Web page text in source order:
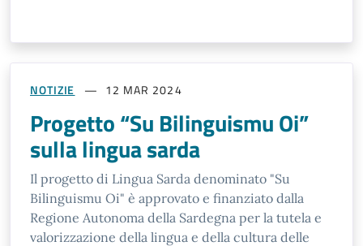
NOTIZIE 12 MAR 2024
Progetto “Su Bilinguismu Oi”
sulla lingua sarda
Il progetto di Lingua Sarda denominato "Su
Bilinguismu Oi" è approvato e finanziato dalla
Regione Autonoma della Sardegna per la tutela e
valorizzazione della lingua e della cultura delle